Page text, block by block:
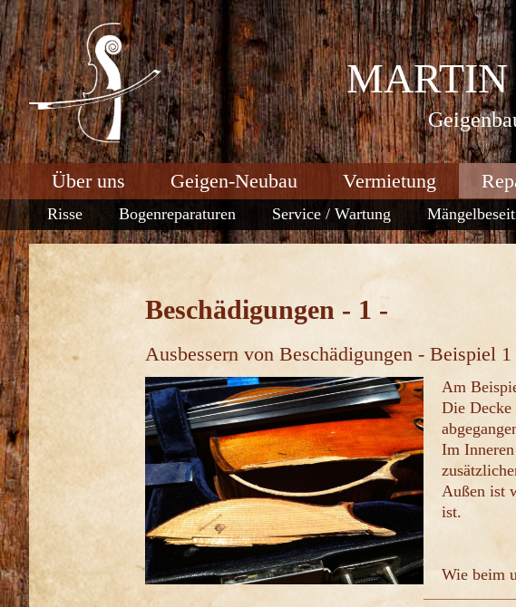
MARTIN
Über uns Geigen-Neubau Vermietung
Risse Bogenreparaturen Service / Wartung
Beschädigungen - 1 -
Ausbessern von Beschädigungen - Beispiel 1
Am
Die Decke
Im
Außen ist
ist.
Wie beim